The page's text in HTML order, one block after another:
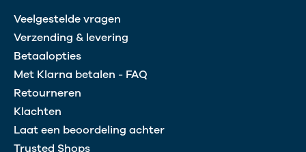
Veelgestelde vragen
Verzending & levering
Betaalopties
Met Klarna betalen - FAQ
Retourneren
Klachten
Laat een beoordeling achter
Trusted Shops